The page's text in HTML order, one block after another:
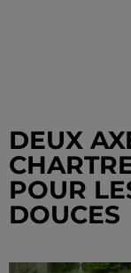
DEUX
POUR
DOUCES